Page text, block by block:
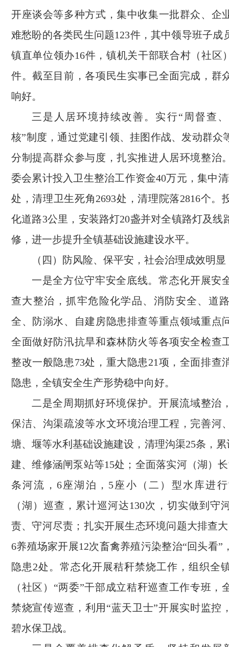
开座谈会等多种方式，集中收集一批群众、企
难愁盼的各类民生问题123件，其中领导班子成
镇直单位领办16件，镇机关干部联合村（社区
件。截至目前，各项民生实事已全面完成，群
响好。
三是人居环境持续改善。实行“周督查
核”制度，通过党建引领、挂图作战、发动群众
分制提高群众参与度，扎实推进人居环境整治
委会累计投入卫生整治工作资金40万元，集中
处，清理卫生死角2693处，清理院落2816个。
化道路3公里，安装路灯20盏并对全镇路灯及线
修，进一步提升全镇基础设施建设水平。
（四）防风险、保平安，社会治理成效明显
一是全方位守牢安全底线。常态化开展安
查大整治，抓牢危险化学品、消防安全、道
全、防溺水、自建房隐患排查等重点领域重点
全面做好防汛抗旱和森林防火等各项安全检查
整改一般隐患73处，重大隐患21项，全面排查
隐患，全镇安全生产形势稳中向好。
二是全周期抓好环境保护。开展流域整治
保洁、沟渠疏浚等水文环境治理工程，完善河
塘、堰等水利基础设施建设，清理沟渠25条，累
建、维修涵闸泵站等15处；全面落实河（湖）
条河流，6座湖泊，5座小（二）型水库进
（湖）巡查，累计巡河达130次，切实做到守
责、守河尽责；扎实开展生态环境问题大排查
6养殖场家开展12次畜禽养殖污染整治“回头看”
隐患2处。常态化开展秸秆禁烧工作，组织全
（社区）“两委”干部成立秸秆巡查工作专班，
禁烧宣传巡查，利用“蓝天卫士”开展实时监控
碧水保卫战。